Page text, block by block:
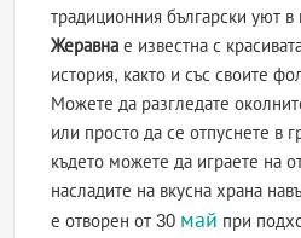
традиционния български уют в
Жеравна е известна с
история, както и със своите
Можете да разгледате
или просто да се отпуснете в
където можете да играете на
насладите на вкусна храна
е отворен от 30 май при